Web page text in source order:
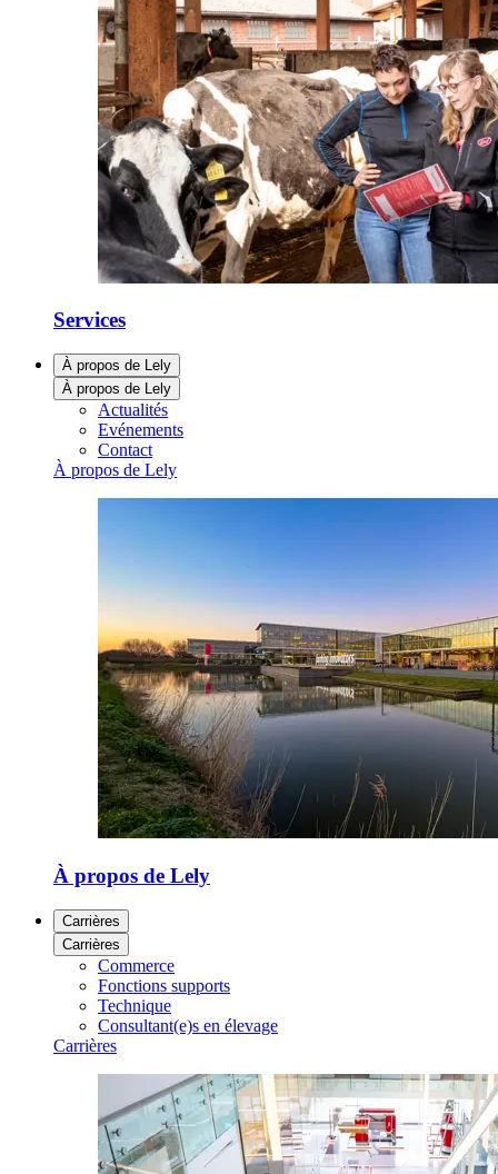
Services
À propos de Lely
À propos de Lely
Actualités
Evénements
Contact
À propos de Lely
À propos de Lely
Carrières
Carrières
Commerce
Fonctions supports
Technique
Consultant(e)s en élevage
Carrières